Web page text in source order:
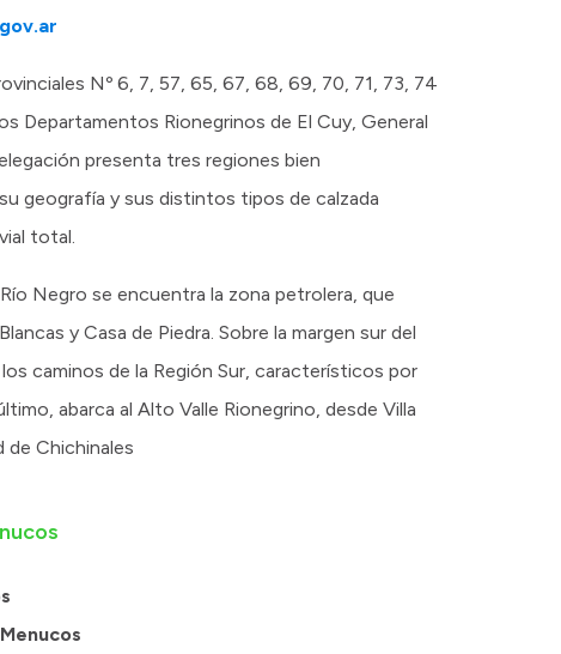
Nº 6, 7, 57, 65, 67, 68, 69, 70, 71, 73, 74
Departamentos Rionegrinos de El Cuy, General
presenta tres regiones bien
geografía y sus distintos tipos de calzada
total.
Negro se encuentra la zona petrolera, que
y Casa de Piedra. Sobre la margen sur del
caminos de la Región Sur, característicos por
abarca al Alto Valle Rionegrino, desde Villa
de Chichinales